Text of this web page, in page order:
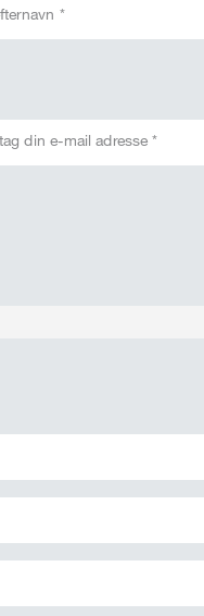
*
din e-mail adresse *